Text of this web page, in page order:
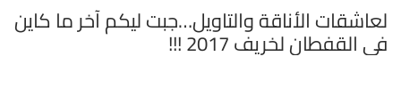
لعاشقات الأناقة والتاويل…جبت ليكم آخر ما كاين
في القفطان لخريف 2017 !!!